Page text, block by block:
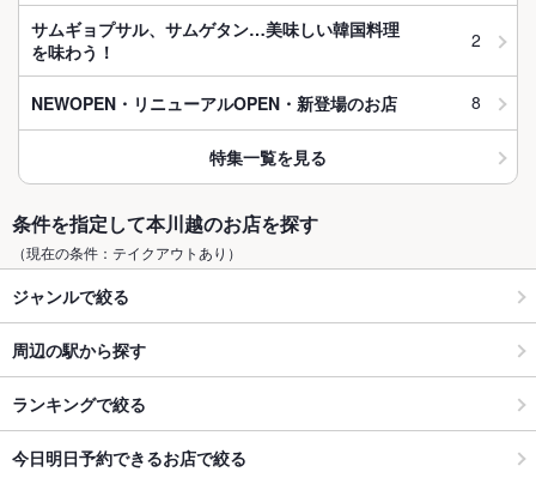
サムギョプサル、サムゲタン…美味しい韓国料理
を味わう！
2
NEWOPEN・リニューアルOPEN・新登場のお店 8
特集一覧を見る
条件を指定して本川越のお店を探す
（現在の条件：テイクアウトあり）
ジャンルで絞る
周辺の駅から探す
ランキングで絞る
今日明日予約できるお店で絞る